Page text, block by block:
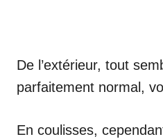
De l’extérieur, tout
parfaitement normal,
En coulisses,